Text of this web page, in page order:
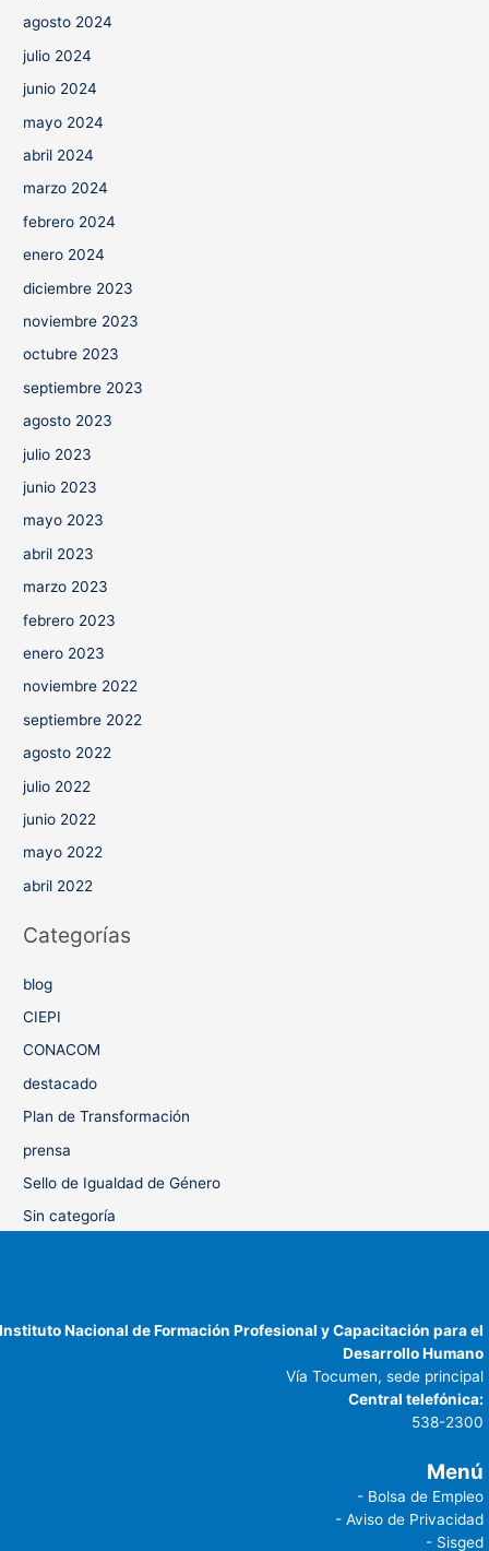
agosto 2024
julio 2024
junio 2024
mayo 2024
abril 2024
marzo 2024
febrero 2024
enero 2024
diciembre 2023
noviembre 2023
octubre 2023
septiembre 2023
agosto 2023
julio 2023
junio 2023
mayo 2023
abril 2023
marzo 2023
febrero 2023
enero 2023
noviembre 2022
septiembre 2022
agosto 2022
julio 2022
junio 2022
mayo 2022
abril 2022
Categorías
blog
CIEPI
CONACOM
destacado
Plan de Transformación
prensa
Sello de Igualdad de Género
Sin categoría
Instituto Nacional de Formación Profesional y Capacitación para el
Desarrollo Humano
Vía Tocumen, sede principal
Central telefónica:
538-2300
Menú
- Bolsa de Empleo
- Aviso de Privacidad
- Sisged